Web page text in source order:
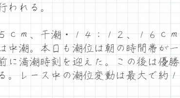
われる。
ｍ、干潮・１４：１２、１６ｃｍ
中潮。本日も潮位は朝の時間帯が一
に満潮時刻を迎えた。この後は優勝
。レース中の潮位変動は最大で約１